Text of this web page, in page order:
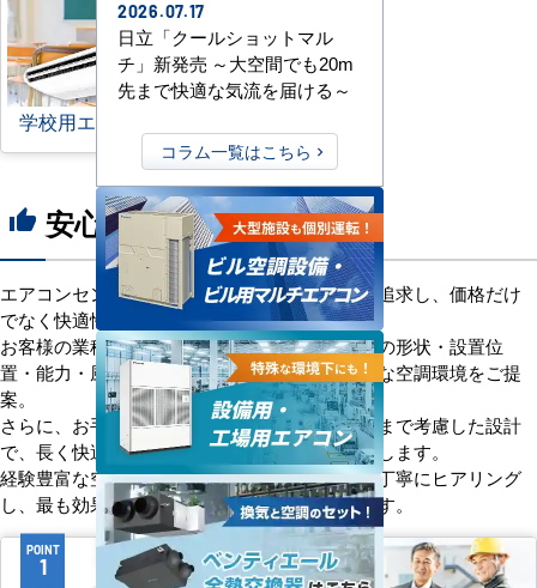
学校用エアコン
thumb_up 安心の8つのポイント
エアコンセンターACは、「格安＋α」の価値を追求し、価格だけ
でなく快適性と機能性にもこだわっています。
お客様の業種や施設の形態に合わせて、室内機の形状・設置位
置・能力・風向きなどを総合的に検討し、最適な空調環境をご提
案。
さらに、お手入れのしやすさやメンテナンス性まで考慮した設計
で、長く快適にご使用いただけるようサポートします。
経験豊富な空調技術者が現場の状況やご要望を丁寧にヒアリング
し、最も効果的で効率的なプランをお届けします。
POINT
1
POINT
2
2026.07.17
日立「クールショットマル
チ」新発売 ～大空間でも20m
先まで快適な気流を届ける～
コラム一覧はこちら